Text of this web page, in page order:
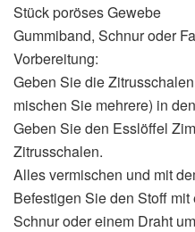
Stück poröses Gewebe
Gummiband, Schnur oder
Vorbereitung:
Geben Sie die
mischen Sie mehrere) in
Geben Sie den Esslöffel
Zitrusschalen.
Alles vermischen und mit
Befestigen Sie den Stoff
Schnur oder einem Draht